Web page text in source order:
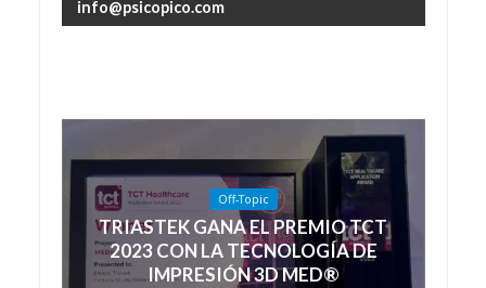
info@psicopico.com
Off-Topic
TRIASTEK GANA EL PREMIO TCT
2023 CON LA TECNOLOGÍA DE
IMPRESIÓN 3D MED®